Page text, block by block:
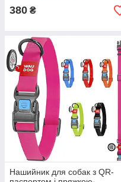
380 ₴
Нашийник для собак з QR-